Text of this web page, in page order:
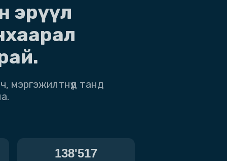
эрүүл
мэргэжилтнүүд танд
138'517